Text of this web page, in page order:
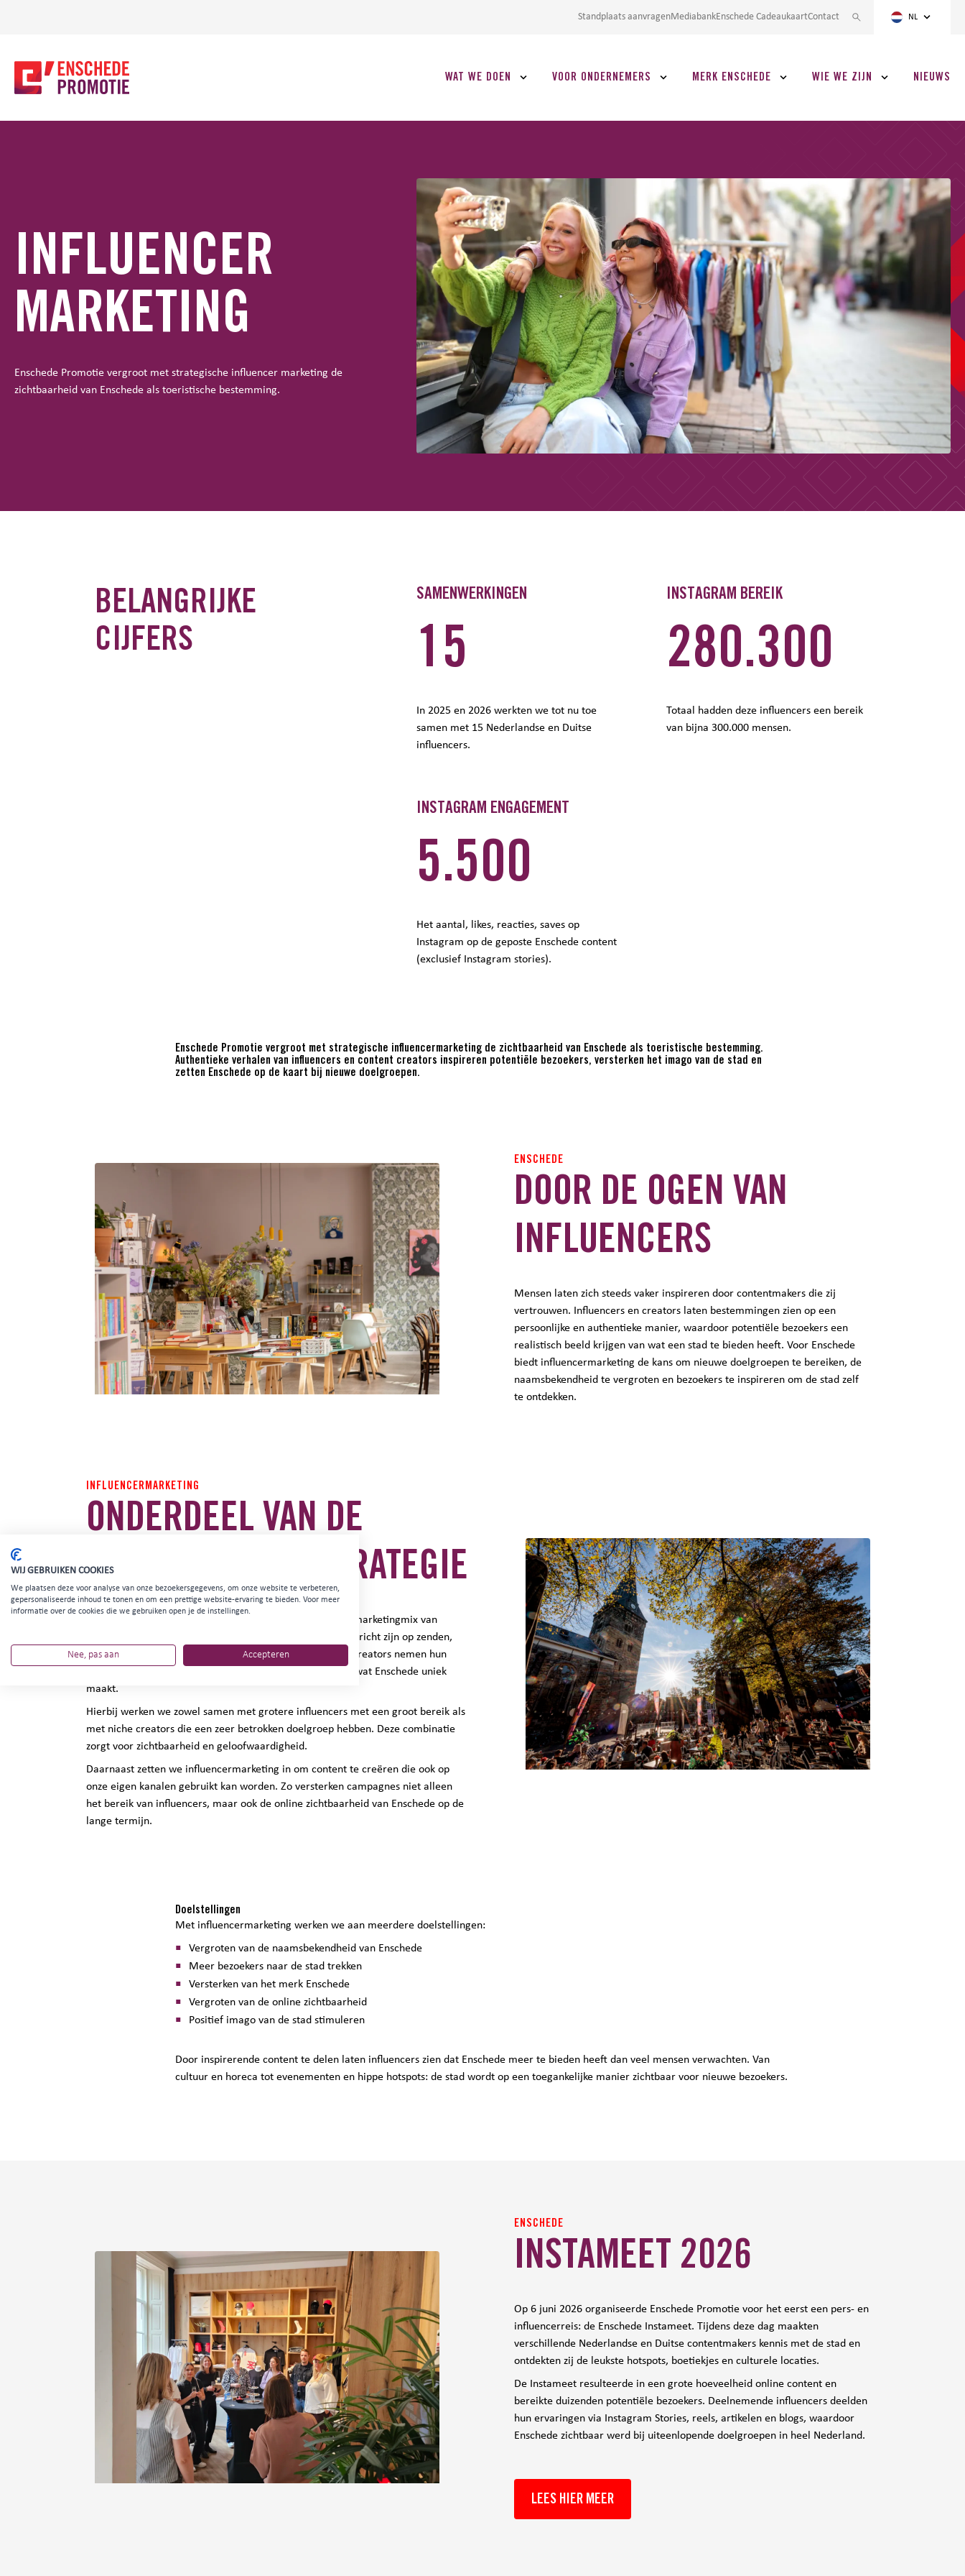
Standplaats aanvragenMediabankEnschede CadeaukaartContact NL
WAT WE DOEN VOOR ONDERNEMERS MERK ENSCHEDE WIE WE ZIJN NIEUWS
INFLUENCER
MARKETING
Enschede Promotie vergroot met strategische influencer marketing de
zichtbaarheid van Enschede als toeristische bestemming.
BELANGRIJKE
CIJFERS
SAMENWERKINGEN
15
In 2025 en 2026 werkten we tot nu toe
samen met 15 Nederlandse en Duitse
influencers.
INSTAGRAM BEREIK
280.300
Totaal hadden deze influencers een bereik
van bijna 300.000 mensen.
INSTAGRAM ENGAGEMENT
5.500
Het aantal, likes, reacties, saves op
Instagram op de geposte Enschede content
(exclusief Instagram stories).
Enschede Promotie vergroot met strategische influencermarketing de zichtbaarheid van Enschede als toeristische bestemming.
Authentieke verhalen van influencers en content creators inspireren potentiële bezoekers, versterken het imago van de stad en
zetten Enschede op de kaart bij nieuwe doelgroepen.
ENSCHEDE
DOOR DE OGEN VAN
INFLUENCERS
Mensen laten zich steeds vaker inspireren door contentmakers die zij
vertrouwen. Influencers en creators laten bestemmingen zien op een
persoonlijke en authentieke manier, waardoor potentiële bezoekers een
realistisch beeld krijgen van wat een stad te bieden heeft. Voor Enschede
biedt influencermarketing de kans om nieuwe doelgroepen te bereiken, de
naamsbekendheid te vergroten en bezoekers te inspireren om de stad zelf
te ontdekken.
INFLUENCERMARKETING
ONDERDEEL VAN DE
CITYMARKETINGSTRATEGIE
Influencermarketing is een waardevolle aanvulling op de marketingmix van
Enschede Promotie. Waar traditionele campagnes vaak gericht zijn op zenden,
draait influencermarketing om beleving en aanbeveling. Creators nemen hun
volgers mee tijdens hun bezoek aan de stad en laten zien wat Enschede uniek
maakt.
Hierbij werken we zowel samen met grotere influencers met een groot bereik als
met niche creators die een zeer betrokken doelgroep hebben. Deze combinatie
zorgt voor zichtbaarheid en geloofwaardigheid.
Daarnaast zetten we influencermarketing in om content te creëren die ook op
onze eigen kanalen gebruikt kan worden. Zo versterken campagnes niet alleen
het bereik van influencers, maar ook de online zichtbaarheid van Enschede op de
lange termijn.
Doelstellingen
Met influencermarketing werken we aan meerdere doelstellingen:
Vergroten van de naamsbekendheid van Enschede
Meer bezoekers naar de stad trekken
Versterken van het merk Enschede
Vergroten van de online zichtbaarheid
Positief imago van de stad stimuleren
Door inspirerende content te delen laten influencers zien dat Enschede meer te bieden heeft dan veel mensen verwachten. Van
cultuur en horeca tot evenementen en hippe hotspots: de stad wordt op een toegankelijke manier zichtbaar voor nieuwe bezoekers.
ENSCHEDE
INSTAMEET 2026
Op 6 juni 2026 organiseerde Enschede Promotie voor het eerst een pers- en
influencerreis: de Enschede Instameet. Tijdens deze dag maakten
verschillende Nederlandse en Duitse contentmakers kennis met de stad en
ontdekten zij de leukste hotspots, boetiekjes en culturele locaties.
De Instameet resulteerde in een grote hoeveelheid online content en
bereikte duizenden potentiële bezoekers. Deelnemende influencers deelden
hun ervaringen via Instagram Stories, reels, artikelen en blogs, waardoor
Enschede zichtbaar werd bij uiteenlopende doelgroepen in heel Nederland.
LEES HIER MEER
WIJ GEBRUIKEN COOKIES
We plaatsen deze voor analyse van onze bezoekersgegevens, om onze website te verbeteren,
gepersonaliseerde inhoud te tonen en om een prettige website-ervaring te bieden. Voor meer
informatie over de cookies die we gebruiken open je de instellingen.
Nee, pas aan Accepteren